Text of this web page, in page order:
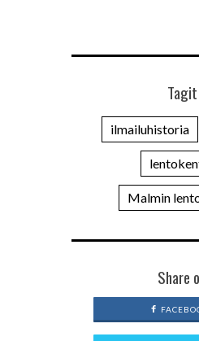
Tagit
ilmailuhistoria
Malmin
Share